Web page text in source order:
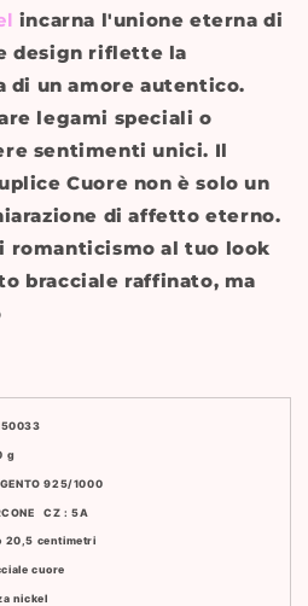
incarna l'unione eterna di
design riflette la
di un amore autentico.
legami speciali o
sentimenti unici. Il
Cuore non è solo un
di affetto eterno.
romanticismo al tuo look
bracciale raffinato, ma
g
925/1000
CZ : 5A
20,5 centimetri